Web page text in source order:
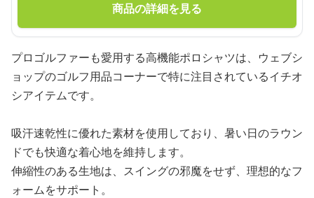
商品の詳細を見る
プロゴルファーも愛用する高機能ポロシャツは、ウェブシ
ョップのゴルフ用品コーナーで特に注目されているイチオ
シアイテムです。
吸汗速乾性に優れた素材を使用しており、暑い日のラウン
ドでも快適な着心地を維持します。
伸縮性のある生地は、スイングの邪魔をせず、理想的なフ
ォームをサポート。